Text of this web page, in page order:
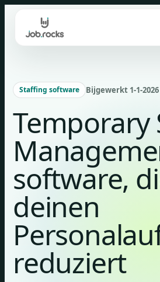
content
Staffing software Bijgewerkt 1-1-
Temporary
software,
deinen
reduziert